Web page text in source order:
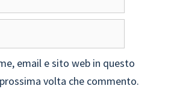
email e sito web in questo
volta che commento.